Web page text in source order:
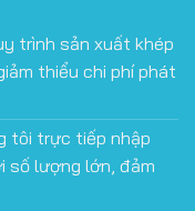
trình sản xuất khép
thiểu chi phí phát
tôi trực tiếp nhập
số lượng lớn, đảm